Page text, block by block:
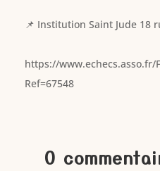
📌 Institution Saint Jude 18
https://www.echecs.asso.fr/
Ref=67548
0